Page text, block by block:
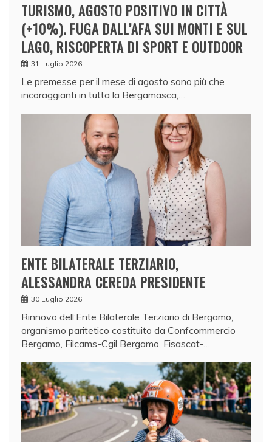
TURISMO, AGOSTO POSITIVO IN CITTÀ
(+10%). FUGA DALL’AFA SUI MONTI E SUL
LAGO, RISCOPERTA DI SPORT E OUTDOOR
31 Luglio 2026
Le premesse per il mese di agosto sono più che
incoraggianti in tutta la Bergamasca,…
ENTE BILATERALE TERZIARIO,
ALESSANDRA CEREDA PRESIDENTE
30 Luglio 2026
Rinnovo dell’Ente Bilaterale Terziario di Bergamo,
organismo paritetico costituito da Confcommercio
Bergamo, Filcams-Cgil Bergamo, Fisascat-…